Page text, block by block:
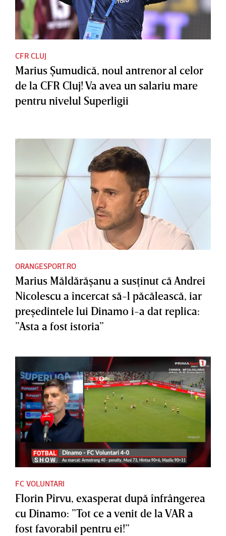
CFR CLUJ
Marius Şumudică, noul antrenor al celor
de la CFR Cluj! Va avea un salariu mare
pentru nivelul Superligii
ORANGESPORT.RO
Marius Măldărăşanu a susţinut că Andrei
Nicolescu a încercat să-l păcălească, iar
preşedintele lui Dinamo i-a dat replica:
”Asta a fost istoria”
FC VOLUNTARI
Florin Pîrvu, exasperat după înfrângerea
cu Dinamo: ”Tot ce a venit de la VAR a
fost favorabil pentru ei!”